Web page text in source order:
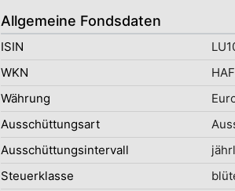
Allgemeine Fondsdaten
ISIN
WKN
Währung
Ausschüttungsart
Ausschüttungsintervall
Steuerklasse